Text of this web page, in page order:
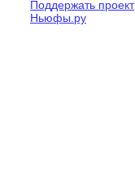
Поддержать проект
Ньюфы.ру